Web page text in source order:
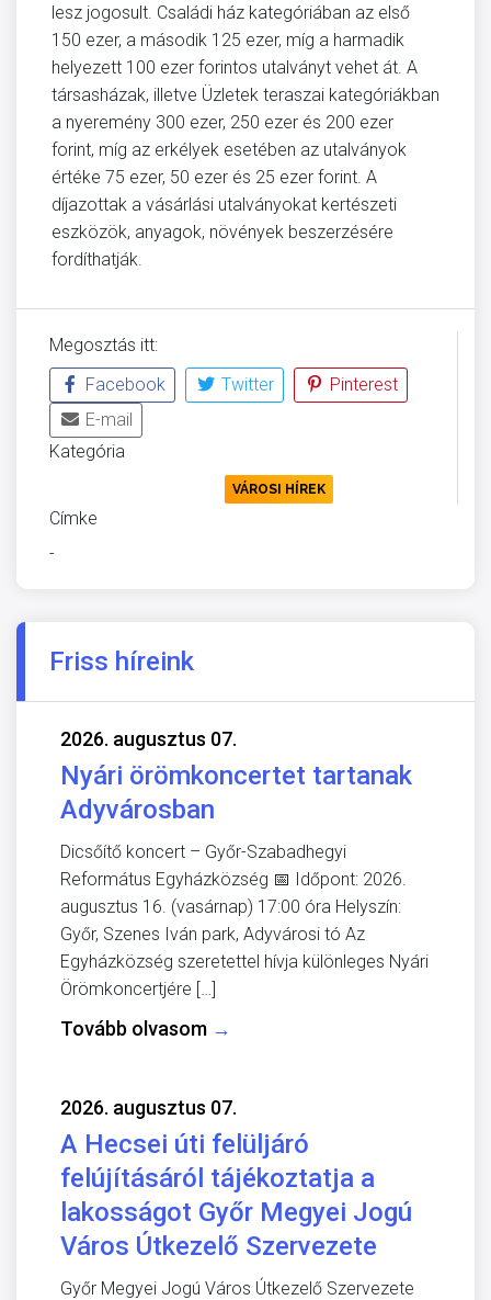
lesz jogosult. Családi ház kategóriában az első
150 ezer, a második 125 ezer, míg a harmadik
helyezett 100 ezer forintos utalványt vehet át. A
társasházak, illetve Üzletek teraszai kategóriákban
a nyeremény 300 ezer, 250 ezer és 200 ezer
forint, míg az erkélyek esetében az utalványok
értéke 75 ezer, 50 ezer és 25 ezer forint. A
díjazottak a vásárlási utalványokat kertészeti
eszközök, anyagok, növények beszerzésére
fordíthatják.
Megosztás itt:
Facebook
Twitter
Pinterest
E-mail
Kategória
VÁROSI HÍREK
Címke
-
Friss híreink
2026. augusztus 07.
Nyári örömkoncertet tartanak
Adyvárosban
Dicsőítő koncert – Győr-Szabadhegyi
Református Egyházközség 📅 Időpont: 2026.
augusztus 16. (vasárnap) 17:00 óra Helyszín:
Győr, Szenes Iván park, Adyvárosi tó Az
Egyházközség szeretettel hívja különleges Nyári
Örömkoncertjére […]
Tovább olvasom →
2026. augusztus 07.
A Hecsei úti felüljáró
felújításáról tájékoztatja a
lakosságot Győr Megyei Jogú
Város Útkezelő Szervezete
Győr Megyei Jogú Város Útkezelő Szervezete